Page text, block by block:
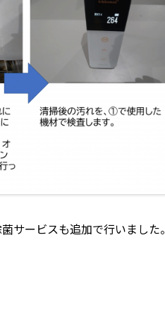
サービスも追加で行いました。